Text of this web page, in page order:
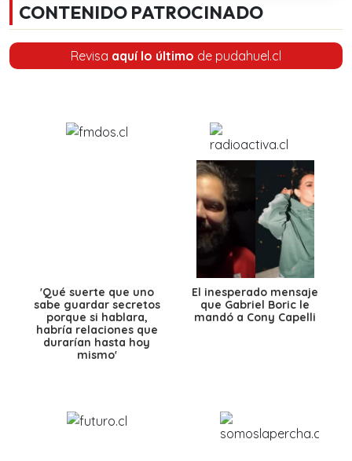
CONTENIDO PATROCINADO
Revisa aquí lo último de pudahuel.cl
'Qué suerte que uno
sabe guardar secretos
porque si hablara,
habría relaciones que
durarían hasta hoy
mismo'
El inesperado mensaje
que Gabriel Boric le
mandó a Cony Capelli